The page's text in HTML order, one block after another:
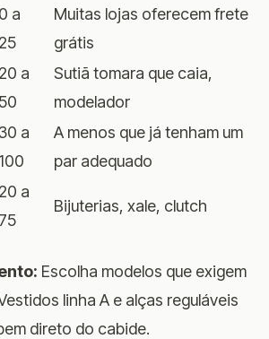
a
Muitas lojas oferecem frete
grátis
a
Sutiã tomara que caia,
modelador
a
A menos que já tenham um
par adequado
a
Bijuterias, xale, clutch
Escolha modelos que exigem
linha A e alças reguláveis
direto do cabide.